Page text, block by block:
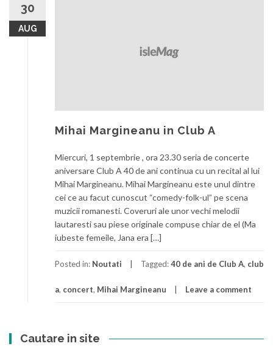
30
AUG
Mihai Margineanu in Club A
Miercuri, 1 septembrie , ora 23.30 seria de concerte
aniversare Club A 40 de ani continua cu un recital al lui
Mihai Margineanu. Mihai Margineanu este unul dintre
cei ce au facut cunoscut “comedy-folk-ul” pe scena
muzicii romanesti. Coveruri ale unor vechi melodii
lautaresti sau piese originale compuse chiar de el (Ma
iubeste femeile, Jana era […]
Posted in: Noutati Tagged:40 de ani de Club A, club
a, concert, Mihai Margineanu Leave a comment
Cautare in site